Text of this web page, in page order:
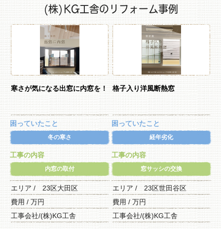
(株)KG工舎のリフォーム事例
寒さが気になる出窓に内窓を！
困っていたこと
冬の寒さ
工事の内容
内窓の取付
エリア / 23区大田区
費用 / 万円
工事会社/(株)KG工舎
格子入り洋風断熱窓
困っていたこと
経年劣化
工事の内容
窓サッシの交換
エリア / 23区世田谷区
費用 / 万円
工事会社/(株)KG工舎